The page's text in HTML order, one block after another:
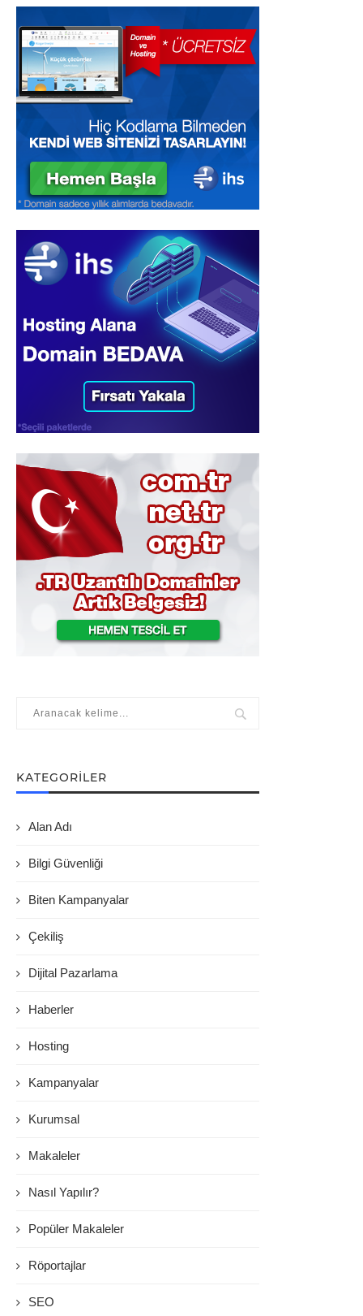
KATEGORILER
Alan Adı
Bilgi Güvenliği
Biten Kampanyalar
Çekiliş
Dijital Pazarlama
Haberler
Hosting
Kampanyalar
Kurumsal
Makaleler
Nasıl Yapılır?
Popüler Makaleler
Röportajlar
SEO